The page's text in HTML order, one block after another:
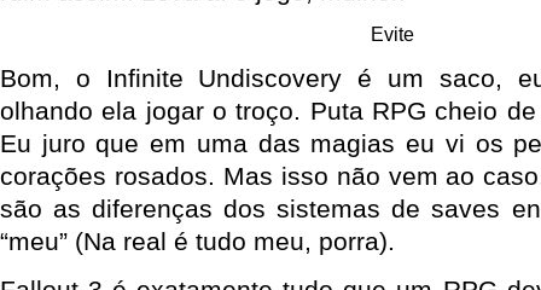
Evite
Bom, o Infinite Undiscovery é um saco,
olhando ela jogar o troço. Puta RPG cheio
Eu juro que em uma das magias eu vi os
corações rosados. Mas isso não vem ao
são as diferenças dos sistemas de saves
“meu” (Na real é tudo meu, porra).